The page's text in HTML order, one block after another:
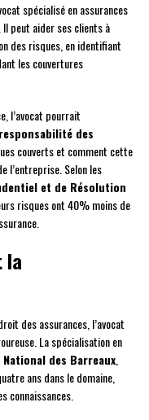
spécialisé en assurances
peut aider ses clients à
des risques, en identifiant
les couvertures
l’avocat pourrait
responsabilité des
couverts et comment cette
l’entreprise. Selon les
et de Résolution
risques ont 40% moins de
la
des assurances, l’avocat
La spécialisation en
National des Barreaux
ans dans le domaine,
connaissances.